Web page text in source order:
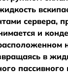
сервера,
и
в
пассивного